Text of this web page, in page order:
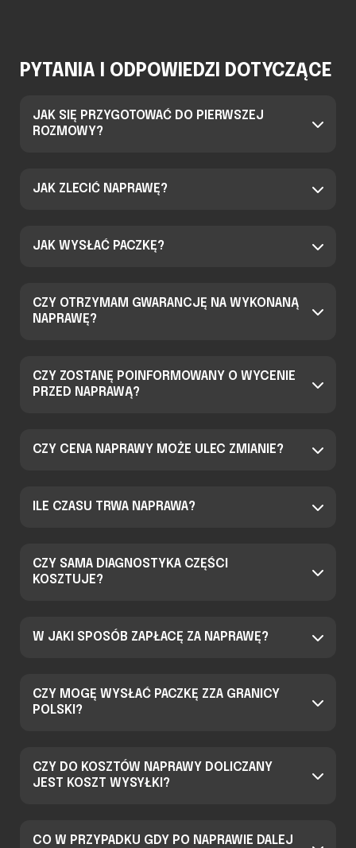
PYTANIA I ODPOWIEDZI DOTYCZĄCE
JAK SIĘ PRZYGOTOWAĆ DO PIERWSZEJ
ROZMOWY?
JAK ZLECIĆ NAPRAWĘ?
JAK WYSŁAĆ PACZKĘ?
CZY OTRZYMAM GWARANCJĘ NA WYKONANĄ
NAPRAWĘ?
CZY ZOSTANĘ POINFORMOWANY O WYCENIE
PRZED NAPRAWĄ?
CZY CENA NAPRAWY MOŻE ULEC ZMIANIE?
ILE CZASU TRWA NAPRAWA?
CZY SAMA DIAGNOSTYKA CZĘŚCI
KOSZTUJE?
W JAKI SPOSÓB ZAPŁACĘ ZA NAPRAWĘ?
CZY MOGĘ WYSŁAĆ PACZKĘ ZZA GRANICY
POLSKI?
CZY DO KOSZTÓW NAPRAWY DOLICZANY
JEST KOSZT WYSYŁKI?
CO W PRZYPADKU GDY PO NAPRAWIE DALEJ